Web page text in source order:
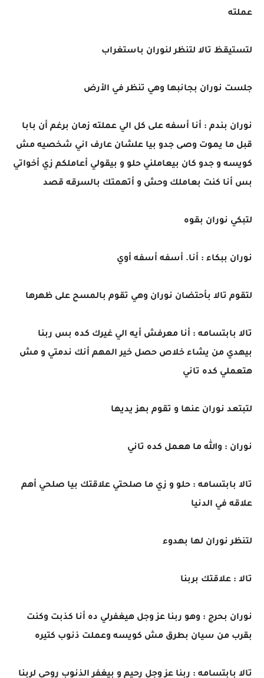
عملته
لتستيقظ تالا لتنظر لنوران باستغراب
جلست نوران بجانبها وهي تنظر في الأرض
نوران بندم : أنا أسفه على كل الي عملته زمان برغم أن بابا
قبل ما يموت وصى جدو بيا علشان عارف اني شخصيه مش
كويسه و جدو كان بيعاملني حلو و بيقولي أعاملكم زي أخواتي
بس أنا كنت بعاملك وحش و أتهمتك بالسرقه قصد
لتبكي نوران بقوه
نوران ببكاء : أنا. أسفه أسفه أوي
لتقوم تالا بأحتضان نوران وهي تقوم بالمسح على ظهرها
تالا بابتسامه : أنا معرفش أيه الي غيرك كده بس ربنا
بيهدي من يشاء خلاص حصل خير المهم أنك ندمتي و مش
هتعملي كده تاني
لتبتعد نوران عنها و تقوم بهز يديها
نوران : والله ما هعمل كده تاني
تالا بابتسامه : حلو و زي ما صلحتي علاقتك بيا صلحي أهم
علاقه في الدنيا
لتنظر نوران لها بهدوء
تالا : علاقتك بربنا
نوران بحرج : وهو ربنا عز وجل هيغفرلي ده أنا كذبت وكنت
بقرب من سيان بطرق مش كويسه وعملت ذنوب كتيره
تالا بابتسامه : ربنا عز وجل رحيم و بيغفر الذنوب روحي لربنا